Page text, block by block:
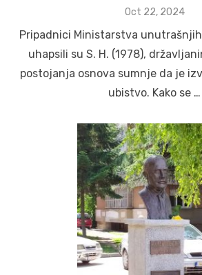
Posted
Oct 22, 2024
Pripadnici Ministarstva
uhapsili su S. H. (1978),
postojanja osnova sumnje da je
ubistvo. Kako se …